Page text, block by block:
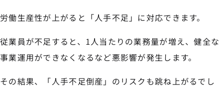
労働生産性が上がると「人手不足」に対応できます。
従業員が不足すると、1人当たりの業務量が増え、健全な
事業運用ができなくなるなど悪影響が発生します。
その結果、「人手不足倒産」のリスクも跳ね上がるでし